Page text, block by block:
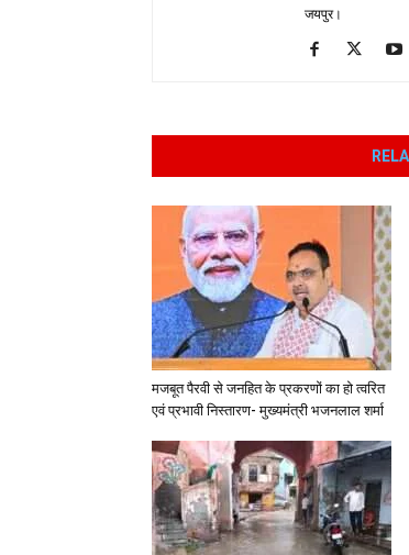
जयपुर।
मजबूत पैरवी से जनहित के प्रकरणों का हो त्वरित
एवं प्रभावी निस्तारण- मुख्यमंत्री भजनलाल शर्मा